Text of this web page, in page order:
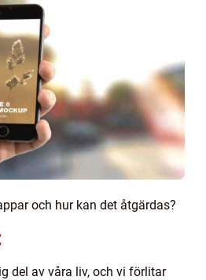
och hur kan det åtgärdas?
del av våra liv, och vi förlitar